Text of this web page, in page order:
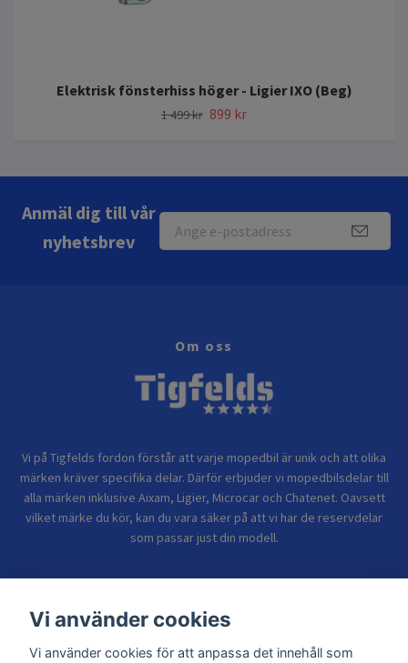
Elektrisk fönsterhiss höger - Ligier IXO (Beg)
1 499 kr 899 kr
Anmäl dig till vår
nyhetsbrev
Om oss
Vi på Tigfelds fordon förstår att varje mopedbil är unik och att olika
märken kräver specifika delar. Därför erbjuder vi mopedbilsdelar till
alla märken inklusive Aixam, Ligier, Microcar och Chatenet. Oavsett
vilket märke du kör, kan du vara säker på att vi har de reservdelar
som passar just din modell.
Sidor
Vi använder cookies
Vi använder cookies för att anpassa det innehåll som